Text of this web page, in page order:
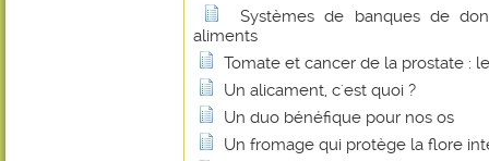
Systèmes de banques de
aliments
Tomate et cancer de la prostate :
Un alicament, c'est quoi ?
Un duo bénéfique pour nos os
Un fromage qui protège la flore